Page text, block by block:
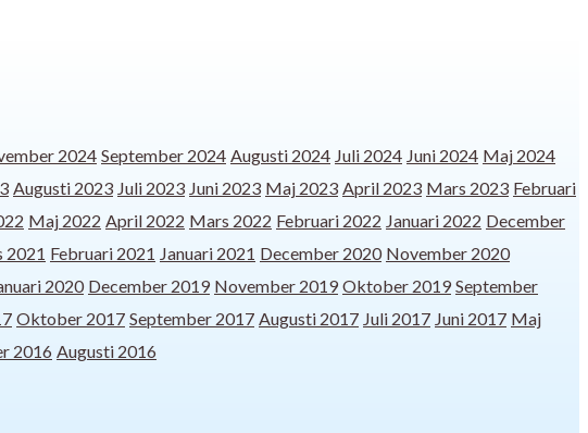
2024 September 2024 Augusti 2024 Juli 2024 Juni 2024 Maj 2024
Augusti 2023 Juli 2023 Juni 2023 Maj 2023 April 2023 Mars 2023 Februari
Maj 2022 April 2022 Mars 2022 Februari 2022 Januari 2022 December
2021 Februari 2021 Januari 2021 December 2020 November 2020
2020 December 2019 November 2019 Oktober 2019 September
Oktober 2017 September 2017 Augusti 2017 Juli 2017 Juni 2017 Maj
2016 Augusti 2016